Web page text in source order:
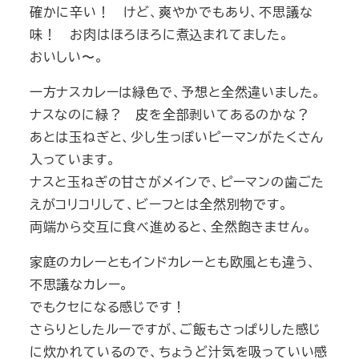
確かに辛い！ けど、爽やかでもあり、不思議な
味！ お肉はほろほろに煮込まれてました。
おいしい〜。
一方ナスカレーは緑色で、予想と全然違いました。
ナスなのに緑？ 皮を全部剥いてあるのかな？
あとは玉ねぎと、少し生っぽいピーマンがたくさん
入っています。
ナスと玉ねぎの甘さがメインで、ピーマンの歯ごた
えがコリコリして、ビーフとは全然別物です。
両端から交互に食べ進めると、全然飽きません。
家庭のカレーともインドカレーとも欧風とも違う、
不思議なカレー。
でもクセになる感じです！
さらりとしたルーですが、ご飯もさっぱりした感じ
に炊かれているので、ちょうど汁気を吸っていい感